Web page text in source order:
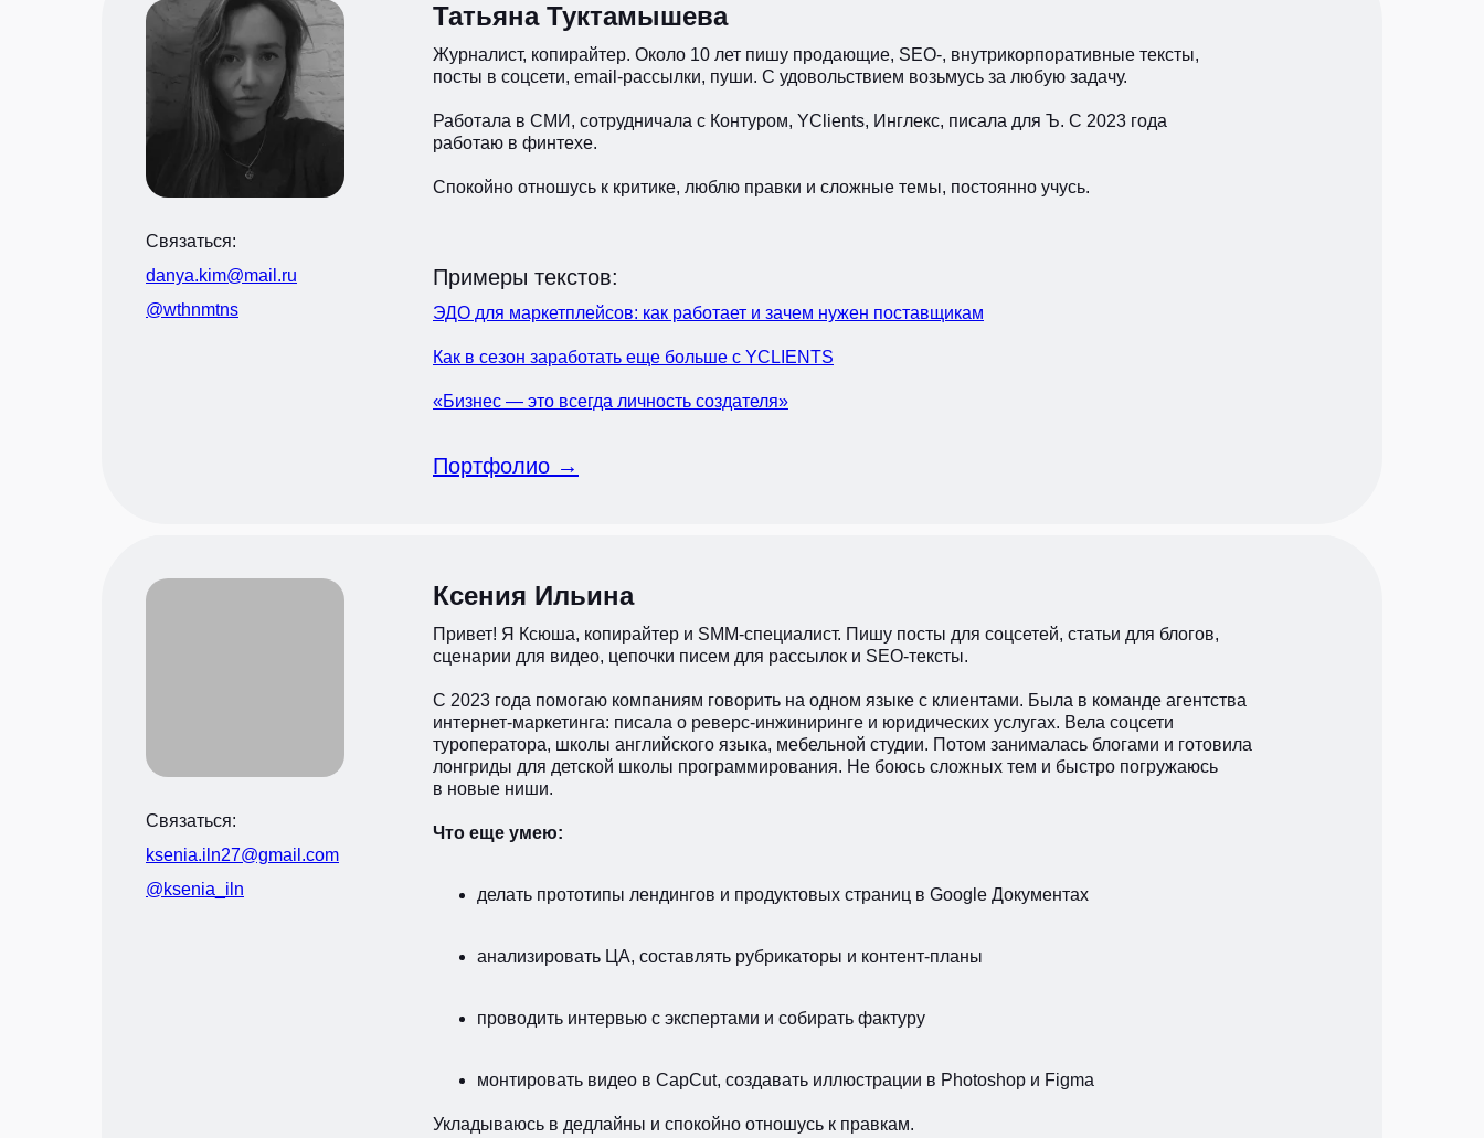
Татьяна Туктамышева
Журналист, копирайтер. Около 10 лет пишу продающие, SEO-, внутрикорпоративные тексты,
посты в соцсети, email-рассылки, пуши. С удовольствием возьмусь за любую задачу.
Работала в СМИ, сотрудничала с Контуром, YClients, Инглекс, писала для Ъ. С 2023 года
работаю в финтехе.
Спокойно отношусь к критике, люблю правки и сложные темы, постоянно учусь.
Связаться:
@wthnmtns
danya.kim@mail.ru Примеры текстов:
ЭДО для маркетплейсов: как работает и зачем нужен поставщикам
Как в сезон заработать еще больше с YCLIENTS
«Бизнес — это всегда личность создателя»
Портфолио →
Ксения Ильина
Привет! Я Ксюша, копирайтер и SMM-специалист. Пишу посты для соцсетей, статьи для блогов,
сценарии для видео, цепочки писем для рассылок и SEO-тексты.
С 2023 года помогаю компаниям говорить на одном языке с клиентами. Была в команде агентства
интернет-маркетинга: писала о реверс-инжиниринге и юридических услугах. Вела соцсети
туроператора, школы английского языка, мебельной студии. Потом занималась блогами и готовила
лонгриды для детской школы программирования. Не боюсь сложных тем и быстро погружаюсь
в новые ниши.
Что еще умею:
делать прототипы лендингов и продуктовых страниц в Google Документах
анализировать ЦА, составлять рубрикаторы и контент-планы
проводить интервью с экспертами и собирать фактуру
монтировать видео в CapCut, создавать иллюстрации в Photoshop и Figma
Укладываюсь в дедлайны и спокойно отношусь к правкам.
Связаться:
@ksenia_iln
ksenia.iln27@gmail.com